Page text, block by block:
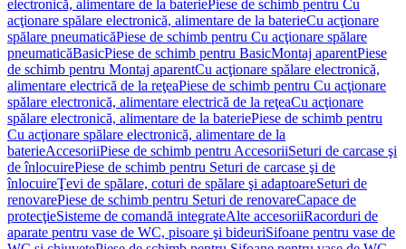
electronică, alimentare de la bateriePiese de schimb pentru Cu
acţionare spălare electronică, alimentare de la baterieCu acţionare
spălare pneumaticăPiese de schimb pentru Cu acţionare spălare
pneumaticăBasicPiese de schimb pentru BasicMontaj aparentPiese
de schimb pentru Montaj aparentCu acţionare spălare electronică,
alimentare electrică de la reţeaPiese de schimb pentru Cu acţionare
spălare electronică, alimentare electrică de la reţeaCu acţionare
spălare electronică, alimentare de la bateriePiese de schimb pentru
Cu acţionare spălare electronică, alimentare de la
baterieAccesoriiPiese de schimb pentru AccesoriiSeturi de carcase şi
de înlocuirePiese de schimb pentru Seturi de carcase şi de
înlocuireŢevi de spălare, coturi de spălare şi adaptoareSeturi de
renovarePiese de schimb pentru Seturi de renovareCapace de
protecţieSisteme de comandă integrateAlte accesoriiRacorduri de
aparate pentru vase de WC, pisoare şi bideuriSifoane pentru vase de